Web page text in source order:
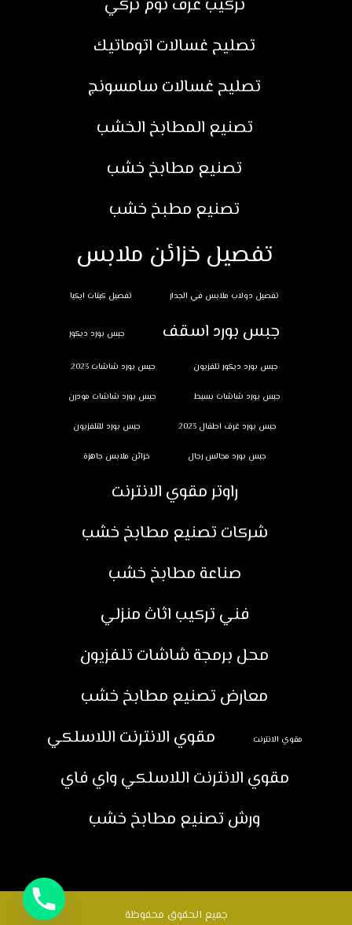
تركيب غرف نوم تركي
تصليح غسالات اتوماتيك
تصليح غسالات سامسونج
تصنيع المطابخ الخشب
تصنيع مطابخ خشب
تصنيع مطبخ خشب
تفصيل خزائن ملابس
تفصيل دولاب ملابس في الجدار تفصيل كبتات ايكيا
جبس بورد اسقف جبس بورد ديكور
جبس بورد ديكور تلفزيون جبس بورد شاشات 2023
جبس بورد شاشات بسيط جبس بورد شاشات مودرن
جبس بورد غرف اطفال 2023 جبس بورد للتلفزيون
جبس بورد مجالس رجال خزائن ملابس جاهزة
راوتر مقوي الانترنت
شركات تصنيع مطابخ خشب
صناعة مطابخ خشب
فني تركيب اثاث منزلي
محل برمجة شاشات تلفزيون
معارض تصنيع مطابخ خشب
مقوي الانترنت
مقوي الانترنت اللاسلكي
مقوي الانترنت اللاسلكي واي فاي
ورش تصنيع مطابخ خشب
جميع الحقوق محفوظة